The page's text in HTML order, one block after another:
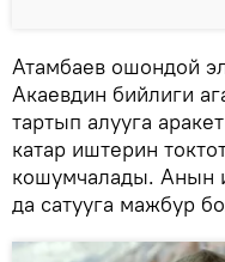
Атамбаев ошондой
Акаевдин бийлиги
тартып алууга
катар иштерин
кошумчалады. Анын
да сатууга мажбур